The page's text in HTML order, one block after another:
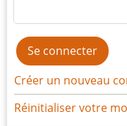
Créer un nouveau
Réinitialiser votre